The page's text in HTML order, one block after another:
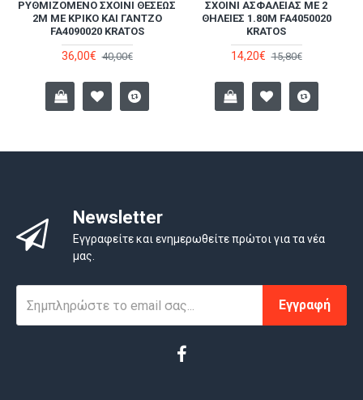
ΡΥΘΜΙΖΌΜΕΝΟ ΣΧΟΙΝΊ ΘΈΣΕΩΣ
2M ΜΕ ΚΡΊΚΟ ΚΑΙ ΓΆΝΤΖΟ
FA4090020 KRATOS
36,00€ 40,00€
ΣΧΟΙΝΊ ΑΣΦΑΛΕΊΑΣ ΜΕ 2
ΘΗΛΕΙΈΣ 1.80M FA4050020
KRATOS
14,20€ 15,80€
Newsletter
Εγγραφείτε και ενημερωθείτε πρώτοι για τα νέα
μας.
Εγγραφή